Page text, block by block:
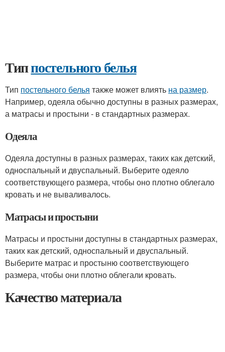
Типпостельного белья
Тип постельного белья также может влиять на размер.
Например, одеяла обычно доступны в разных размерах,
а матрасы и простыни - в стандартных размерах.
Одеяла
Одеяла доступны в разных размерах, таких как детский,
односпальный и двуспальный. Выберите одеяло
соответствующего размера, чтобы оно плотно облегало
кровать и не вываливалось.
Матрасы и простыни
Матрасы и простыни доступны в стандартных размерах,
таких как детский, односпальный и двуспальный.
Выберите матрас и простыню соответствующего
размера, чтобы они плотно облегали кровать.
Качество материала